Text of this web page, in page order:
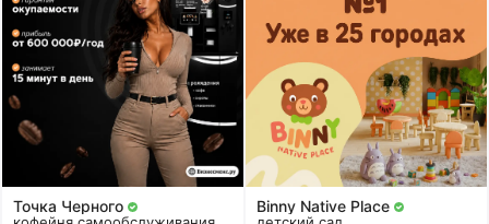
Точка Черного Binny Native Place